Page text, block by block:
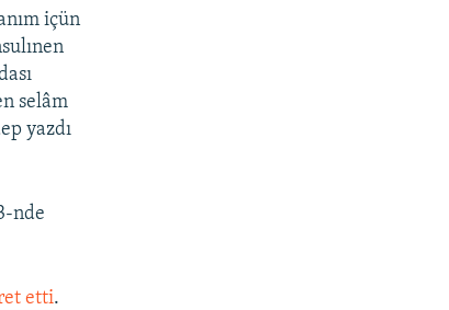
içün
selâm
yazdı
nde
etti.